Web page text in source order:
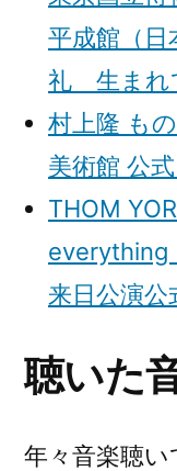
平成館（日
礼 生まれ
村上隆 も
美術館 公
THOM
everything
来日公演公
聴いた
年々音楽聴